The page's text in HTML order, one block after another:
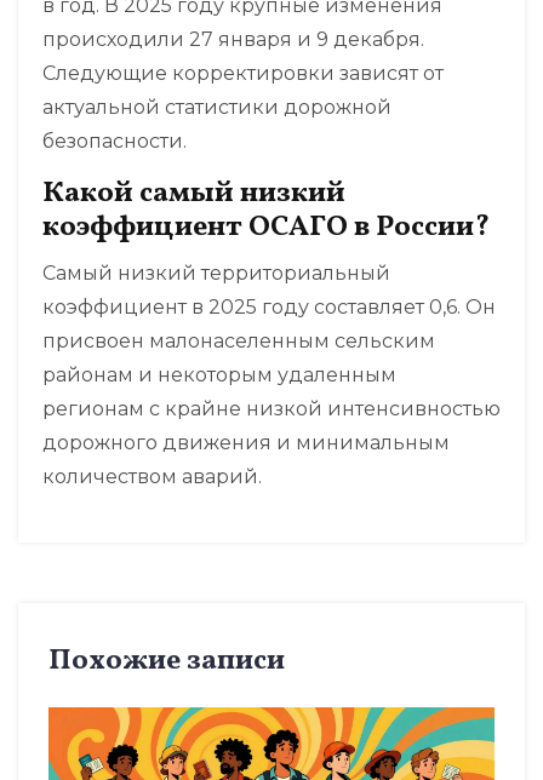
в год. В 2025 году крупные изменения
происходили 27 января и 9 декабря.
Следующие корректировки зависят от
актуальной статистики дорожной
безопасности.
Какой самый низкий
коэффициент ОСАГО в России?
Самый низкий территориальный
коэффициент в 2025 году составляет 0,6. Он
присвоен малонаселенным сельским
районам и некоторым удаленным
регионам с крайне низкой интенсивностью
дорожного движения и минимальным
количеством аварий.
Похожие записи